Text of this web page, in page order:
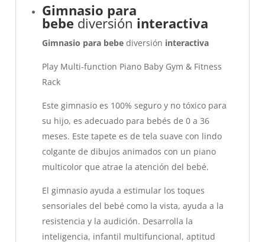
Gimnasio para
bebe diversión interactiva
Gimnasio para bebe diversión interactiva
Play Multi-function Piano Baby Gym & Fitness
Rack
Este gimnasio es 100% seguro y no tóxico para
su hijo, es adecuado para bebés de 0 a 36
meses. Este tapete es de tela suave con lindo
colgante de dibujos animados con un piano
multicolor que atrae la atención del bebé.
El gimnasio ayuda a estimular los toques
sensoriales del bebé como la vista, ayuda a la
resistencia y la audición. Desarrolla la
inteligencia, infantil multifuncional, aptitud